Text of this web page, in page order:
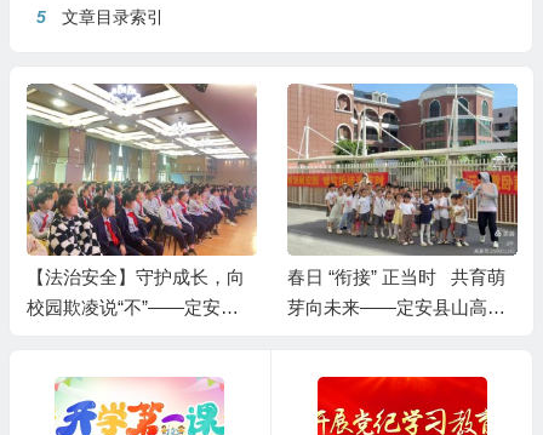
5
文章目录索引
春日 “衔接” 正当时 共育萌
芽向未来——定安县山高学
【法治安全】守护成长，向
校园欺凌说“不”——定安县